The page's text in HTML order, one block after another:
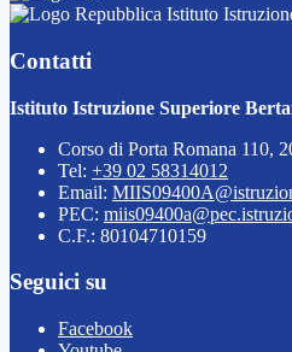
Istituto
Contatti
Istituto Istruzione Superiore
Corso di Porta Romana 110,
Tel: +39 02 58314012
Email:
PEC:
C.F.: 80104710159
Seguici su
Facebook